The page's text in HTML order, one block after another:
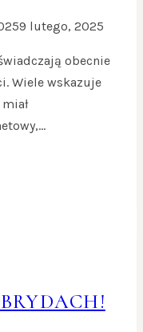
9 lutego, 2025
obecnie
Wiele wskazuje